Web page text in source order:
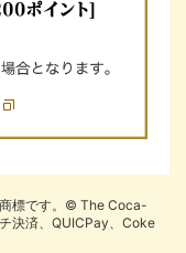
標です。© The Coca-
決済、QUICPay、Coke